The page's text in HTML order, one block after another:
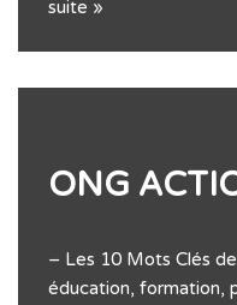
suite »
ONG
– Les 10 Mots Clés
éducation, formation,